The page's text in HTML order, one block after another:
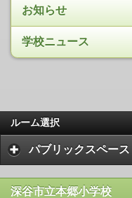
お知らせ
学校ニュース
ルーム選択
パブリックスペース
深谷市立本郷小学校